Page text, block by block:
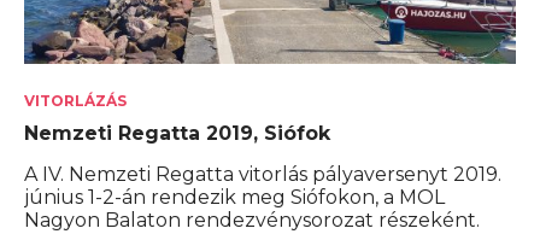
VITORLÁZÁS
Nemzeti Regatta 2019, Siófok
A IV. Nemzeti Regatta vitorlás pályaversenyt 2019.
június 1-2-án rendezik meg Siófokon, a MOL
Nagyon Balaton rendezvénysorozat részeként.